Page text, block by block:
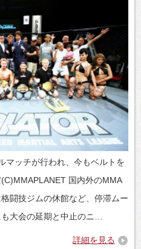
マッチが行われ、今もベルトを
国内外のMMA
闘技ジムの休館など、停滞ムー
も大会の延期と中止のニ…
詳細を見る